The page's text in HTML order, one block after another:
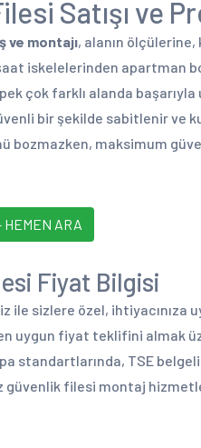
Satışı ve
ve montajı, alanın
iskelelerinden apartman
çok farklı alanda
bir şekilde sabitlenir ve
bozmazken, maksimum
ARA
Fiyat Bilgisi
ile sizlere özel, ihtiyacınıza
uygun fiyat teklifini almak
standartlarında, TSE
filesi montaj